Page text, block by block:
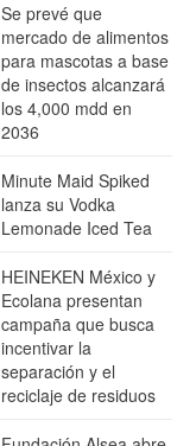
Se prevé que
mercado de alimentos
para mascotas a base
de insectos alcanzará
los 4,000 mdd en
2036
Minute Maid Spiked
lanza su Vodka
Lemonade Iced Tea
HEINEKEN México y
Ecolana presentan
campaña que busca
incentivar la
separación y el
reciclaje de residuos